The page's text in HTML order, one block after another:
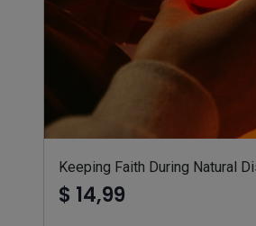
Keeping Faith During Natural
$ 14,99